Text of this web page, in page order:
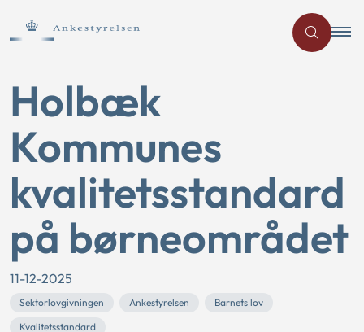
Holbæk
Kommunes
kvalitetsstandard
på børneområdet
11-12-2025
Sektorlovgivningen Ankestyrelsen
Barnets lov
Kvalitetsstandard